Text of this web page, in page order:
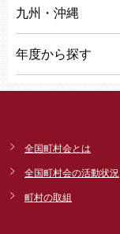
九州・沖縄
年度から探す
全国町村会とは
全国町村会の活動状況
町村の取組